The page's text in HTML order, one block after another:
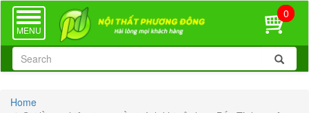
TOGGLE
NAVIGATION
MENU
0
Home